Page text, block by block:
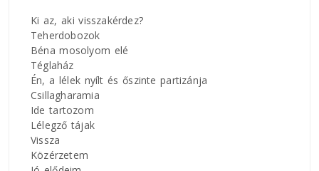
Ki az, aki visszakérdez?
Teherdobozok
Béna mosolyom elé
Téglaház
Én, a lélek nyílt és őszinte partizánja
Csillagharamia
Ide tartozom
Lélegző tájak
Vissza
Közérzetem